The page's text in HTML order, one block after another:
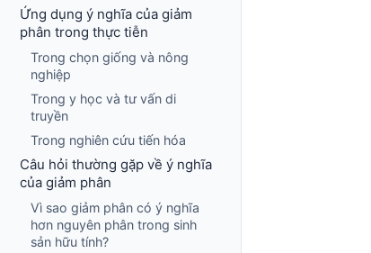
Ứng dụng ý nghĩa của giảm
phân trong thực tiễn
Trong chọn giống và nông
nghiệp
Trong y học và tư vấn di
truyền
Trong nghiên cứu tiến hóa
Câu hỏi thường gặp về ý nghĩa
của giảm phân
Vì sao giảm phân có ý nghĩa
hơn nguyên phân trong sinh
sản hữu tính?